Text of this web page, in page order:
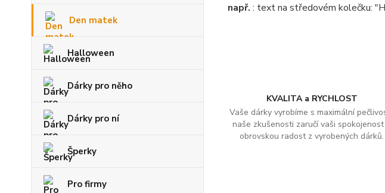
Den matek
Halloween
Dárky pro něho
Dárky pro ní
Šperky
Pro firmy
KVALITA a RYCHLOST
Vaše dárky vyrobíme s maximální
naše zkušenosti zaručí vaši
obrovskou radost z vyrobených dárků.
např. : text na středovém kolečku: